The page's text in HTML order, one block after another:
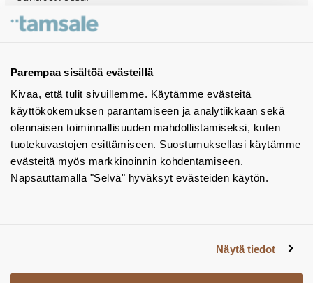
Parempaa sisältöä evästeillä
Kivaa, että tulit sivuillemme. Käytämme evästeitä
käyttökokemuksen parantamiseen ja analytiikkaan sekä
olennaisen toiminnallisuuden mahdollistamiseksi, kuten
tuotekuvastojen esittämiseen. Suostumuksellasi käytämme
evästeitä myös markkinoinnin kohdentamiseen.
Napsauttamalla "Selvä" hyväksyt evästeiden käytön.
Näytä tiedot
Ota yhteyttä - autamme mielellämme
Tuotekuvastot
Instagram
BIM-objektit
Yhteystiedot
Tiedotteet